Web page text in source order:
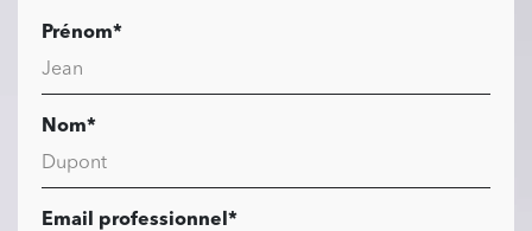
Prénom*
Nom*
Email professionnel*